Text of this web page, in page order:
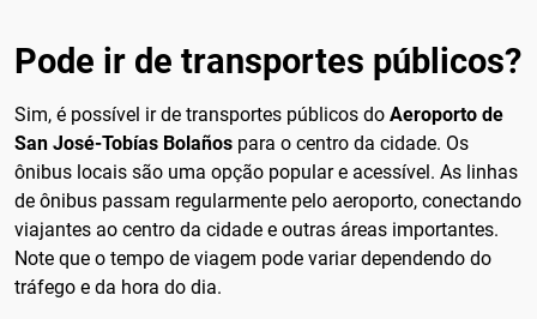
Pode ir de transportes públicos?
Sim, é possível ir de transportes públicos do Aeroporto de
San José-Tobías Bolaños para o centro da cidade. Os
ônibus locais são uma opção popular e acessível. As linhas
de ônibus passam regularmente pelo aeroporto, conectando
viajantes ao centro da cidade e outras áreas importantes.
Note que o tempo de viagem pode variar dependendo do
tráfego e da hora do dia.